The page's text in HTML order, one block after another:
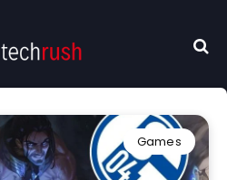
Games